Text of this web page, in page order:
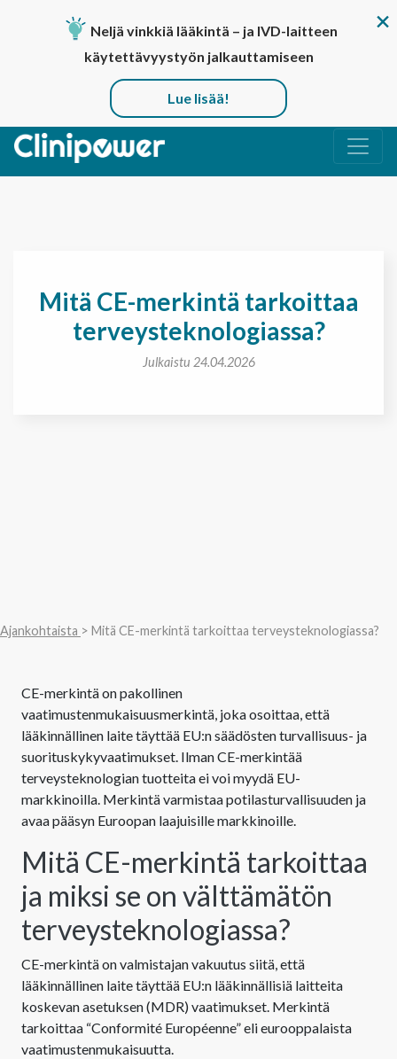
Päävalikko
Mitä CE-merkintä tarkoittaa
terveysteknologiassa?
Julkaistu 24.04.2026
Ajankohtaista > Mitä CE-merkintä tarkoittaa terveysteknologiassa?
CE-merkintä on pakollinen
vaatimustenmukaisuusmerkintä, joka osoittaa, että
lääkinnällinen laite täyttää EU:n säädösten turvallisuus- ja
suorituskykyvaatimukset. Ilman CE-merkintää
terveysteknologian tuotteita ei voi myydä EU-
markkinoilla. Merkintä varmistaa potilasturvallisuuden ja
avaa pääsyn Euroopan laajuisille markkinoille.
Mitä CE-merkintä tarkoittaa
ja miksi se on välttämätön
terveysteknologiassa?
CE-merkintä on valmistajan vakuutus siitä, että
lääkinnällinen laite täyttää EU:n lääkinnällisiä laitteita
koskevan asetuksen (MDR) vaatimukset. Merkintä
tarkoittaa “Conformité Européenne” eli eurooppalaista
vaatimustenmukaisuutta.
Neljä vinkkiä lääkintä – ja IVD-laitteen
käytettävyystyön jalkauttamiseen
Lue lisää!